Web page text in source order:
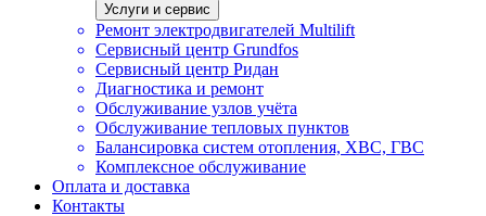
Услуги и сервис
Ремонт электродвигателей Multilift
Сервисный центр Grundfos
Сервисный центр Ридан
Диагностика и ремонт
Обслуживание узлов учёта
Обслуживание тепловых пунктов
Балансировка систем отопления, ХВС, ГВС
Комплексное обслуживание
Оплата и доставка
Контакты